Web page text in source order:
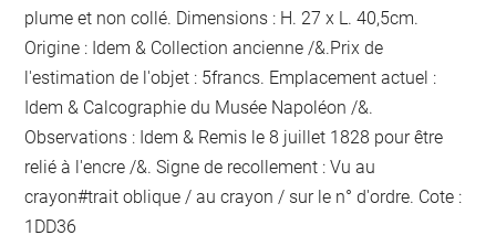
plume et non collé. Dimensions : H. 27 x L. 40,5cm.
Origine : Idem & Collection ancienne /&.Prix de
l'estimation de l'objet : 5francs. Emplacement actuel :
Idem & Calcographie du Musée Napoléon /&.
Observations : Idem & Remis le 8 juillet 1828 pour être
relié à l'encre /&. Signe de recollement :Vu au
crayon#trait oblique / au crayon / sur le n° d'ordre. Cote :
1DD36